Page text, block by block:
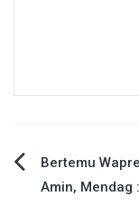
Navigasi
Bertemu
Amin, Mendag :